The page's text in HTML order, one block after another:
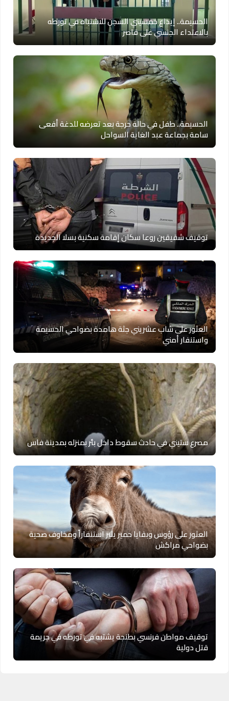
الحسيمة.. إيداع خمسيني السجن للاشتباه في تورطه
بالاعتداء الجنسي على قاصر
الحسيمة.. طفل في حالة حرجة بعد تعرضه للدغة أفعى
سامة بجماعة عبد الغاية السواحل
توقيف شقيقين روعا سكان إقامة سكنية بسلا الجديدة
العثور على شاب عشريني جثة هامدة بضواحي الحسيمة
واستنفار أمني
مصرع ستيني في حادث سقوط داخل بئر بمنزله بمدينة فاس
العثور على رؤوس وبقايا حمير يثير استنفاراً ومخاوف صحية
بضواحي مراكش
توقيف مواطن فرنسي بطنجة يشتبه في تورطه في جريمة
قتل دولية